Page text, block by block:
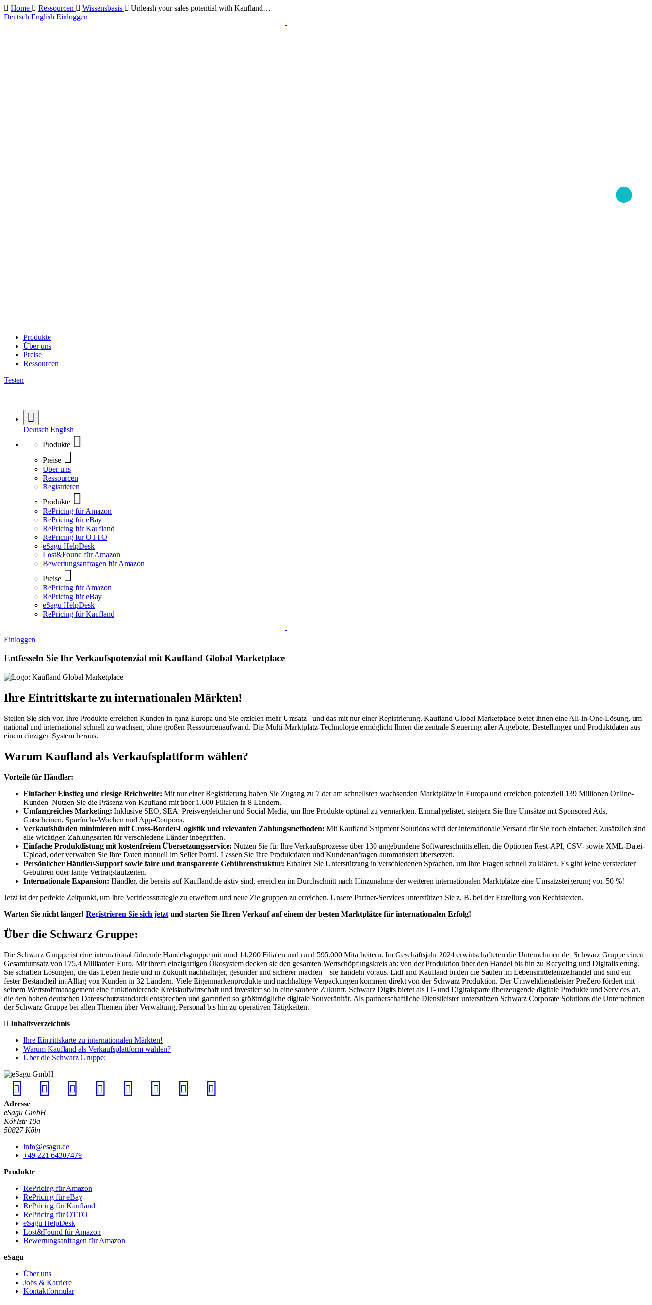
Home Ressourcen Wissensbasis
Unleash your sales potential with Kaufland…
Deutsch English Einloggen
Produkte
Über uns
Preise
Ressourcen
Testen
Deutsch English
Produkte
Preise
Über uns
Ressourcen
Registrieren
Produkte
RePricing für Amazon
RePricing für eBay
RePricing für Kaufland
RePricing für OTTO
eSagu HelpDesk
Lost&Found für Amazon
Bewertungsanfragen für Amazon
Preise
RePricing für Amazon
RePricing für eBay
eSagu HelpDesk
RePricing für Kaufland
Einloggen
Entfesseln Sie Ihr Verkaufspotenzial mit Kaufland Global Marketplace
Ihre Eintrittskarte zu internationalen Märkten!
Stellen Sie sich vor, Ihre Produkte erreichen Kunden in ganz Europa und Sie erzielen mehr Umsatz –und das mit nur einer Registrierung. Kaufland Global Marketplace bietet Ihnen eine All-in-One-Lösung, um
national und international schnell zu wachsen, ohne großen Ressourcenaufwand. Die Multi-Marktplatz-Technologie ermöglicht Ihnen die zentrale Steuerung aller Angebote, Bestellungen und Produktdaten aus
einem einzigen System heraus.
Warum Kaufland als Verkaufsplattform wählen?
Vorteile für Händler:
Einfacher Einstieg und riesige Reichweite: Mit nur einer Registrierung haben Sie Zugang zu 7 der am schnellsten wachsenden Marktplätze in Europa und erreichen potenziell 139 Millionen Online-
Kunden. Nutzen Sie die Präsenz von Kaufland mit über 1.600 Filialen in 8 Ländern.
Umfangreiches Marketing: Inklusive SEO, SEA, Preisvergleicher und Social Media, um Ihre Produkte optimal zu vermarkten. Einmal gelistet, steigern Sie Ihre Umsätze mit Sponsored Ads,
Gutscheinen, Sparfuchs-Wochen und App-Coupons.
Verkaufshürden minimieren mit Cross-Border-Logistik und relevanten Zahlungsmethoden: Mit Kaufland Shipment Solutions wird der internationale Versand für Sie noch einfacher. Zusätzlich sind
alle wichtigen Zahlungsarten für verschiedene Länder inbegriffen.
Einfache Produktlistung mit kostenfreiem Übersetzungsservice: Nutzen Sie für Ihre Verkaufsprozesse über 130 angebundene Softwareschnittstellen, die Optionen Rest-API, CSV- sowie XML-Datei-
Upload, oder verwalten Sie Ihre Daten manuell im Seller Portal. Lassen Sie Ihre Produktdaten und Kundenanfragen automatisiert übersetzen.
Persönlicher Händler-Support sowie faire und transparente Gebührenstruktur: Erhalten Sie Unterstützung in verschiedenen Sprachen, um Ihre Fragen schnell zu klären. Es gibt keine versteckten
Gebühren oder lange Vertragslaufzeiten.
Internationale Expansion: Händler, die bereits auf Kaufland.de aktiv sind, erreichen im Durchschnitt nach Hinzunahme der weiteren internationalen Marktplätze eine Umsatzsteigerung von 50 %!
Jetzt ist der perfekte Zeitpunkt, um Ihre Vertriebsstrategie zu erweitern und neue Zielgruppen zu erreichen. Unsere Partner-Services unterstützen Sie z. B. bei der Erstellung von Rechtstexten.
Warten Sie nicht länger! Registrieren Sie sich jetzt und starten Sie Ihren Verkauf auf einem der besten Marktplätze für internationalen Erfolg!
Über die Schwarz Gruppe:
Die Schwarz Gruppe ist eine international führende Handelsgruppe mit rund 14.200 Filialen und rund 595.000 Mitarbeitern. Im Geschäftsjahr 2024 erwirtschafteten die Unternehmen der Schwarz Gruppe einen
Gesamtumsatz von 175,4 Milliarden Euro. Mit ihrem einzigartigen Ökosystem decken sie den gesamten Wertschöpfungskreis ab: von der Produktion über den Handel bis hin zu Recycling und Digitalisierung.
Sie schaffen Lösungen, die das Leben heute und in Zukunft nachhaltiger, gesünder und sicherer machen – sie handeln voraus. Lidl und Kaufland bilden die Säulen im Lebensmitteleinzelhandel und sind ein
fester Bestandteil im Alltag von Kunden in 32 Ländern. Viele Eigenmarkenprodukte und nachhaltige Verpackungen kommen direkt von der Schwarz Produktion. Der Umweltdienstleister PreZero fördert mit
seinem Wertstoffmanagement eine funktionierende Kreislaufwirtschaft und investiert so in eine saubere Zukunft. Schwarz Digits bietet als IT- und Digitalsparte überzeugende digitale Produkte und Services an,
die den hohen deutschen Datenschutzstandards entsprechen und garantiert so größtmögliche digitale Souveränität. Als partnerschaftliche Dienstleister unterstützen Schwarz Corporate Solutions die Unternehmen
der Schwarz Gruppe bei allen Themen über Verwaltung, Personal bis hin zu operativen Tätigkeiten.
Inhaltsverzeichnis
Ihre Eintrittskarte zu internationalen Märkten!
Warum Kaufland als Verkaufsplattform wählen?
Über die Schwarz Gruppe:
Adresse
eSagu GmbH
Köhlstr 10a
50827 Köln
info@esagu.de
+49 221 64307479
Produkte
RePricing für Amazon
RePricing für eBay
RePricing für Kaufland
RePricing für OTTO
eSagu HelpDesk
Lost&Found für Amazon
Bewertungsanfragen für Amazon
eSagu
Über uns
Jobs & Karriere
Kontaktformular